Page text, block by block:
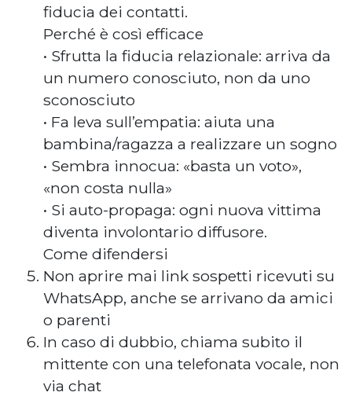
fiducia dei contatti.
Perché è così efficace
• Sfrutta la fiducia relazionale: arriva da
un numero conosciuto, non da uno
sconosciuto
• Fa leva sull’empatia: aiuta una
bambina/ragazza a realizzare un sogno
• Sembra innocua: «basta un voto»,
«non costa nulla»
• Si auto-propaga: ogni nuova vittima
diventa involontario diffusore.
Come difendersi
Non aprire mai link sospetti ricevuti su
WhatsApp, anche se arrivano da amici
o parenti
In caso di dubbio, chiama subito il
mittente con una telefonata vocale, non
via chat